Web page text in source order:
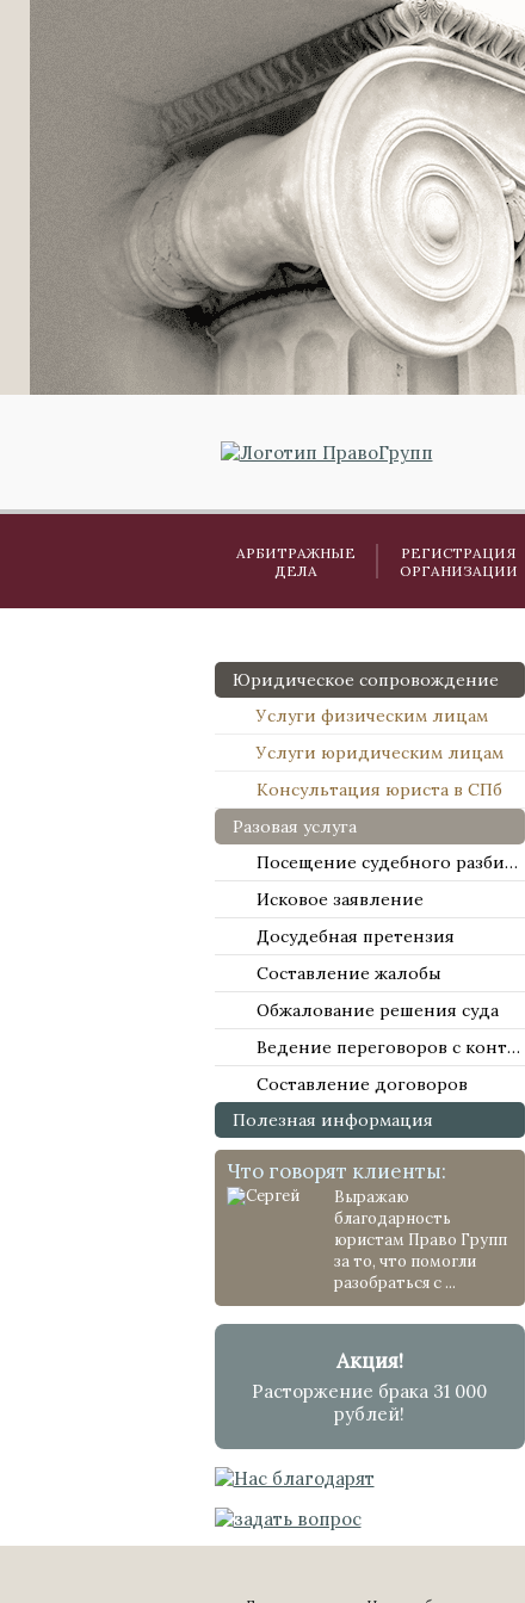
АРБИТРАЖНЫЕ
ДЕЛА
РЕГИСТРАЦИЯ
ОРГАНИЗАЦИИ
Юридическое сопровождение
Услуги физическим лицам
Услуги юридическим лицам
Консультация юриста в СПб
Разовая услуга
Посещение судебного разбирательства
Исковое заявление
Досудебная претензия
Составление жалобы
Обжалование решения суда
Ведение переговоров с контрагентами
Составление договоров
Полезная информация
Что говорят клиенты:
Выражаю
благодарность
юристам Право Групп
за то, что помогли
разобраться с ...
Акция!
Расторжение брака 31 000
рублей!